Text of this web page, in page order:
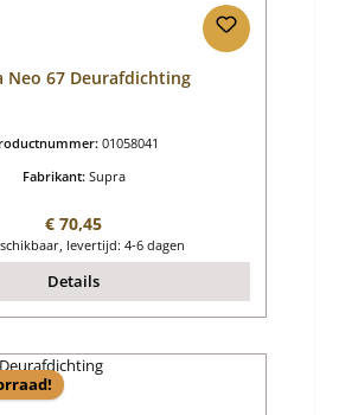
Neo 67 Deurafdichting
01058041
Fabrikant: Supra
Normale prijs:
€ 70,45
levertijd: 4-6 dagen
Details